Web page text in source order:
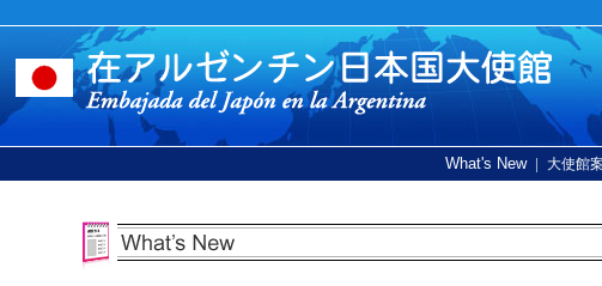
What's New | 大使館